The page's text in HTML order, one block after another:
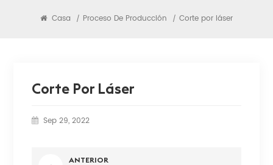
Casa / Proceso De Producción / Corte por láser
Corte Por Láser
Sep 29, 2022
ANTERIOR